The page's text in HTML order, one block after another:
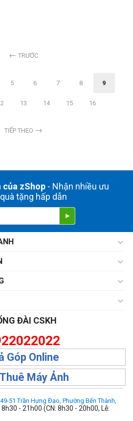
TRƯỚC
5 6 7 8 9
13 14 15 16
TIẾP THEO
của zShop- Nhận nhiều ưu
tặng hấp dẫn
ĐÀI CSKH
Góp Online
Máy Ảnh
49-51 Trần Hưng Đạo, Phường Bến Thành,
| 8h30 - 21h00 (CN: 8h30 - 20h00, Lễ: